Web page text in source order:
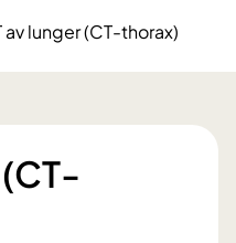
av lunger (CT-thorax)